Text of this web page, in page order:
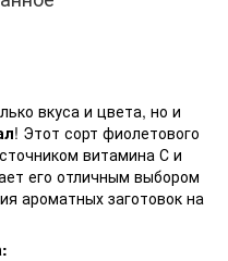
вкуса и цвета, но и
! Этот сорт фиолетового
витамина С и
его отличным выбором
ароматных заготовок на